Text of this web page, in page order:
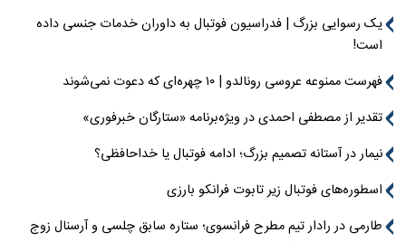
یک رسوایی بزرگ | فدراسیون فوتبال به داوران خدمات جنسی داده
است!
فهرست ممنوعه عروسی رونالدو | ۱۰ چهره‌ای که دعوت نمی‌شوند
تقدیر از مصطفی احمدی در ویژه‌برنامه «ستارگان خبرفوری»
نیمار در آستانه تصمیم بزرگ؛ ادامه فوتبال یا خداحافظی؟
اسطوره‌های فوتبال زیر تابوت فرانکو بارزی
طارمی در رادار تیم مطرح فرانسوی؛ ستاره سابق چلسی و آرسنال زوج